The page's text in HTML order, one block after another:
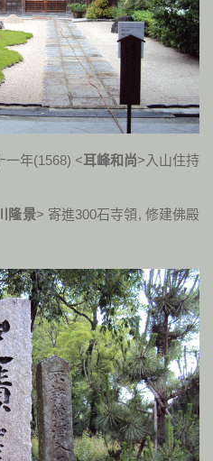
一年(1568) <耳峰和尚>入山住持
隆景> 寄進300石寺領, 修建佛殿